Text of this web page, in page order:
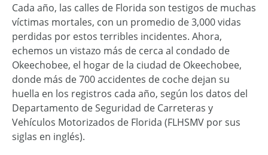
Cada año, las calles de Florida son testigos de muchas
víctimas mortales, con un promedio de 3,000 vidas
perdidas por estos terribles incidentes. Ahora,
echemos un vistazo más de cerca al condado de
Okeechobee, el hogar de la ciudad de Okeechobee,
donde más de 700 accidentes de coche dejan su
huella en los registros cada año, según los datos del
Departamento de Seguridad de Carreteras y
Vehículos Motorizados de Florida (FLHSMV por sus
siglas en inglés).